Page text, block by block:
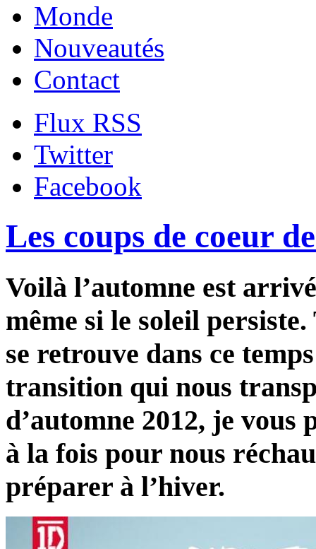
Monde
Nouveautés
Contact
Flux RSS
Twitter
Facebook
Les coups de coeur
Voilà l’automne est
même si le soleil
se retrouve dans ce
transition qui nous
d’automne 2012, je vous
à la fois pour nous
préparer à l’hiver.